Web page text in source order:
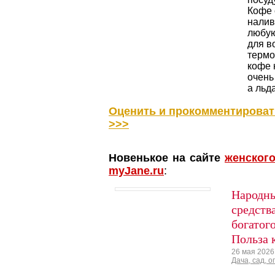
Кофе
для
кофе
а
Оценить и
>>>
Новенькое на сайте
myJane.ru:
Польза
26 мая
Дача, сад,